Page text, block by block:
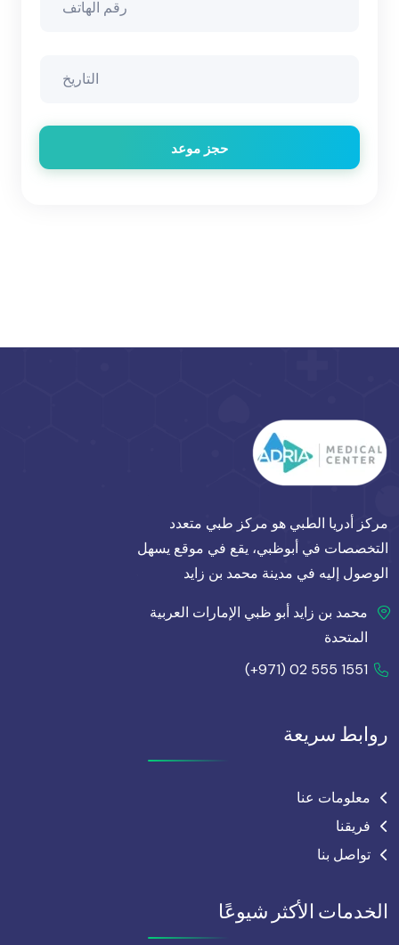
حجز موعد
مركز أدريا الطبي هو مركز طبي متعدد
التخصصات في أبوظبي، يقع في موقع يسهل
الوصول إليه في مدينة محمد بن زايد
محمد بن زايد أبو ظبي الإمارات العربية
المتحدة
(+971) 02 555 1551
روابط سريعة
معلومات عنا
فريقنا
تواصل بنا
الخدمات الأكثر شيوعًا